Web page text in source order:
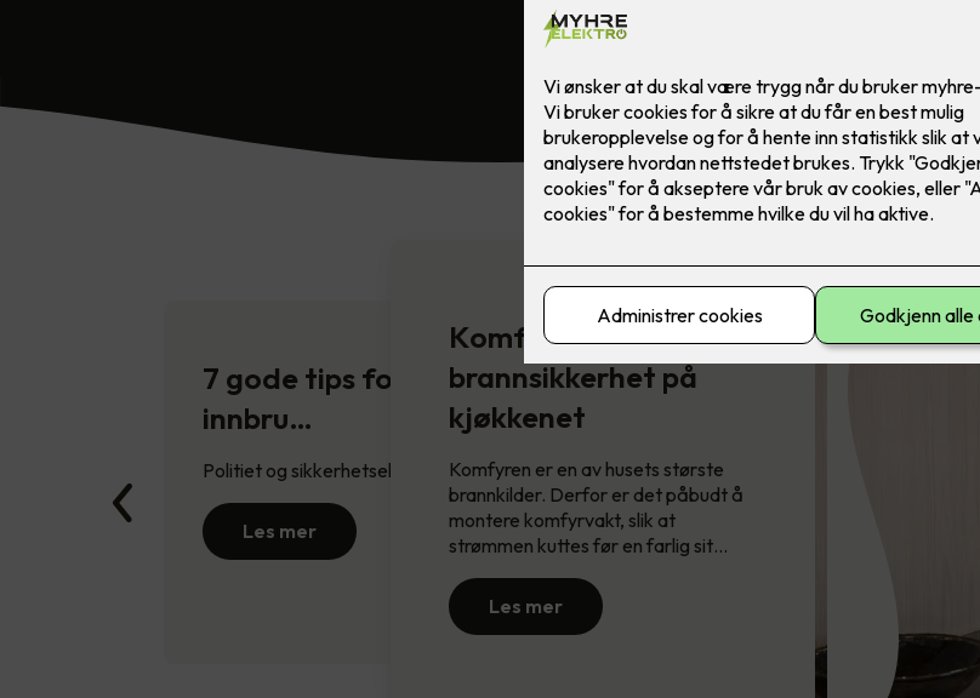
Komfyrvakt -
brannsikkerhet på
kjøkkenet
Komfyren er en av husets største
brannkilder. Derfor er det påbudt å
montere komfyrvakt, slik at
strømmen kuttes før en farlig sit…
Les mer
Slik sikrer du boligen mot
Brannsikring redder liv. Det er derfor v…
7 gode tips for å unngå
innbru…
Politiet og sikkerhetseksperter har gjen…
Les mer